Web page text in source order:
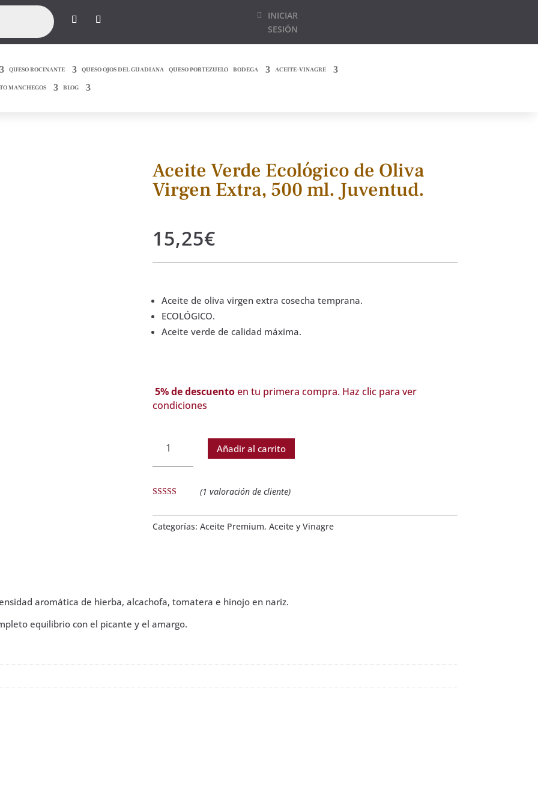
INICIAR
SESIÓN
QUESO ROCINANTE QUESO OJOS DEL GUADIANA QUESO PORTEZUELO BODEGA ACEITE-VINAGRE
MANCHEGOS BLOG
Aceite Verde Ecológico de Oliva
Virgen Extra, 500 ml. Juventud.
15,25€
Aceite de oliva virgen extra cosecha temprana.
ECOLÓGICO.
Aceite verde de calidad máxima.
5% de descuentoen tu primera compra. Haz clic para ver
condiciones
Verde
Ecológico
Oliva
Extra,
500
Añadir al carrito
5 en
(1 valoración de cliente)
Categorías: Aceite Premium, Aceite y Vinagre
aromática de hierba, alcachofa, tomatera e hinojo en nariz.
equilibrio con el picante y el amargo.